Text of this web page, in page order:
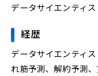
データサイエンティ
経歴
データサイエンティ
れ筋予測、解約予測